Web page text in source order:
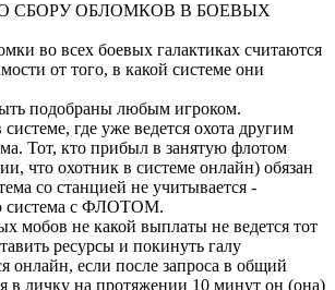
СБОРУ ОБЛОМКОВ В БОЕВЫХ
во всех боевых галактиках считаются
от того, в какой системе они
подобраны любым игроком.
где уже ведется охота другим
Тот, кто прибыл в занятую флотом
что охотник в системе онлайн) обязан
со станцией не учитывается -
система с ФЛОТОМ.
мобов не какой выплаты не ведется тот
ресурсы и покинуть галу
онлайн, если после запроса в общий
в личку на протяжении 10 минут он (она)